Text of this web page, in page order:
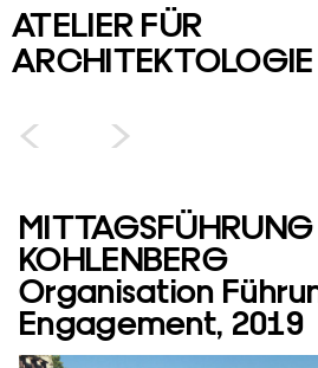
ATELIER FÜR
ARCHITEKTOLOGIE
Home
Projekte
Realisiert
Engagement
Forschung & Lehre
Entwurf
Atelier
Architektologie
〈 〉
KOHLENBERG
Organisation
Engagement, 2019